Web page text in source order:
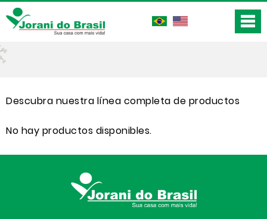
Descubra nuestra línea completa de productos
No hay productos disponibles.